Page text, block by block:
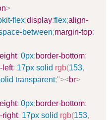
>
flex;display:flex;align-
between;margin-top:
: 0px;border-bottom:
left: 17px solid rgb(153,
transparent;"><br>
: 0px;border-bottom:
right: 17px solid rgb(153,